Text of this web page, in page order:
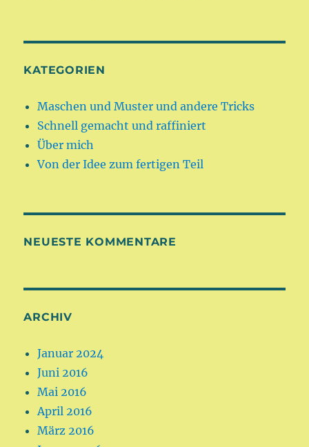
KATEGORIEN
Maschen und Muster und andere Tricks
Schnell gemacht und raffiniert
Über mich
Von der Idee zum fertigen Teil
NEUESTE KOMMENTARE
ARCHIV
Januar 2024
Juni 2016
Mai 2016
April 2016
März 2016